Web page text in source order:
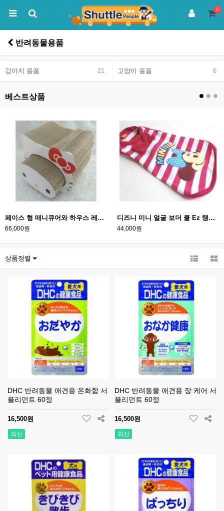
0
반려동물용품
강아지 용품 21 고양이 용품 6
베스트상품
페이스 형 매니큐어와 하우스 레드리본
66,000원
디즈니 미니 얼굴 보더 쿨 Ez 탱크 3S
44,000원
상품정렬
DHC 반려동물 애견용 온화함 서
플리먼트 60정
16,500원
최신
DHC 반려동물 애견용 장 케어 서
플리먼트 60정
16,500원
최신